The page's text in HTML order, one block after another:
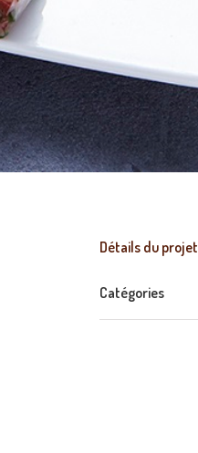
Détails du projet
Catégories